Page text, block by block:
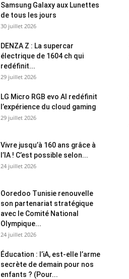
Samsung Galaxy aux Lunettes
de tous les jours
30 juillet 2026
DENZA Z : La supercar
électrique de 1604 ch qui
redéfinit...
29 juillet 2026
LG Micro RGB evo AI redéfinit
l’expérience du cloud gaming
29 juillet 2026
Vivre jusqu’à 160 ans grâce à
l’IA ! C’est possible selon...
24 juillet 2026
Ooredoo Tunisie renouvelle
son partenariat stratégique
avec le Comité National
Olympique...
24 juillet 2026
Éducation : l’iA, est-elle l’arme
secrète de demain pour nos
enfants ? (Pour...